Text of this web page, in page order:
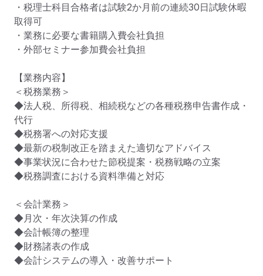
・税理士科目合格者は試験2か月前の連続30日試験休暇
取得可
・業務に必要な書籍購入費会社負担
・外部セミナー参加費会社負担
【業務内容】
＜税務業務＞
◆法人税、所得税、相続税などの各種税務申告書作成・
代行
◆税務署への対応支援
◆最新の税制改正を踏まえた適切なアドバイス
◆事業状況に合わせた節税提案・税務戦略の立案
◆税務調査における資料準備と対応
＜会計業務＞
◆月次・年次決算の作成
◆会計帳簿の整理
◆財務諸表の作成
◆会計システムの導入・改善サポート